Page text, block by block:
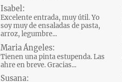
Isabel:
Excelente entrada, muy útil. Yo
soy muy de ensaladas de pasta,
arroz, legumbre...
Maria Ángeles:
Tienen una pinta estupenda. Las
ahre en breve. Gracias...
Susana: